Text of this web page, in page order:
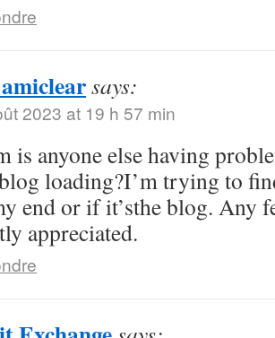
says:
2023 at 19 h 57 min
is anyone else having
loading?I’m trying to
end or if it’sthe blog. Any
appreciated.